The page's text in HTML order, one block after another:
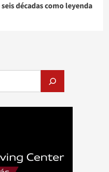
décadas como leyenda